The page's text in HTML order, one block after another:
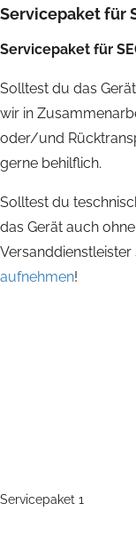
Servicepaket für
Servicepaket für
Solltest du das
wir in
oder/und
gerne behilflich.
Solltest du
das Gerät auch
Versanddienstleister
aufnehmen!
Servicepaket 1